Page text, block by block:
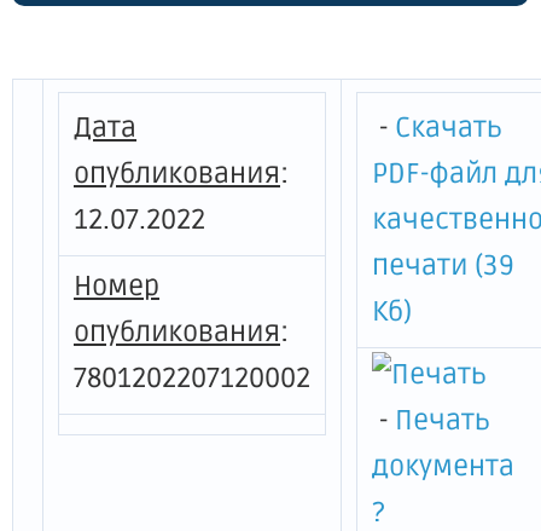
частично утратившими силу некоторых
и инженерному обеспечению"
Дата
опубликования:
12.07.2022
Номер
опубликования:
7801202207120002
- Скачать
PDF-файл
печати (39
Кб)
- Печать
документа
?